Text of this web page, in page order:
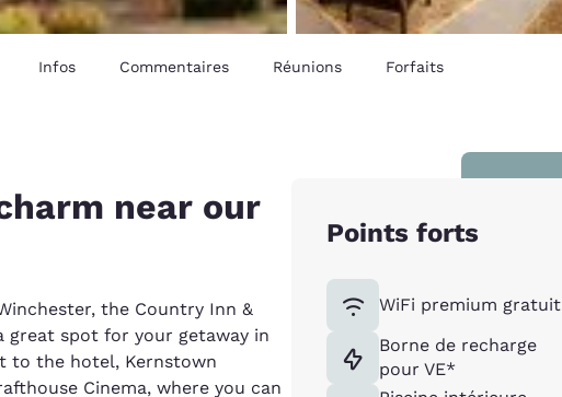
Infos Commentaires Réunions Forfaits
near our
the Country Inn &
great spot for your getaway in
to the hotel, Kernstown
Cinema, where you can
Points forts
WiFi premium gratuit
Borne de recharge
pour VE*